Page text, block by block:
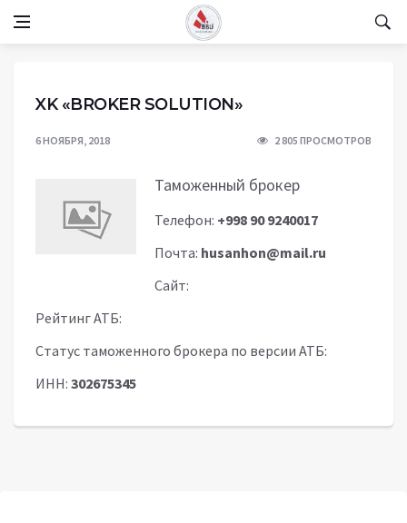
XK «BROKER SOLUTION»
6 НОЯБРЯ, 2018 2 805 ПРОСМОТРОВ
Таможенный брокер
Телефон: +998 90 9240017
Почта: husanhon@mail.ru
Сайт:
Рейтинг АТБ:
Статус таможенного брокера по версии АТБ:
ИНН: 302675345